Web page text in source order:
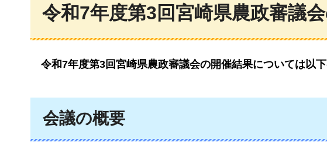
令和7年度第3回宮崎県農政審議
令和7年度第3回宮崎県農政審議会の開催結果については以下
会議の概要